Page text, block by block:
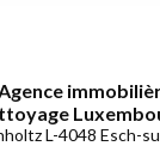
L-4048 Esch-